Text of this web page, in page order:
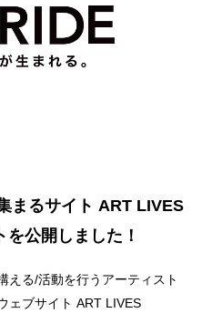
まるサイト ART LIVES
公開しました！
える/活動を行うアーティスト
ェブサイト ART LIVES